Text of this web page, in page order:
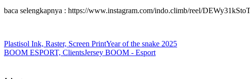
baca selengkapnya : https://www.instagram.com/indo.climb/reel/
Plastisol Ink, Raster, Screen PrintYear of the snake 2025
BOOM ESPORT, ClientsJersey BOOM - Esport